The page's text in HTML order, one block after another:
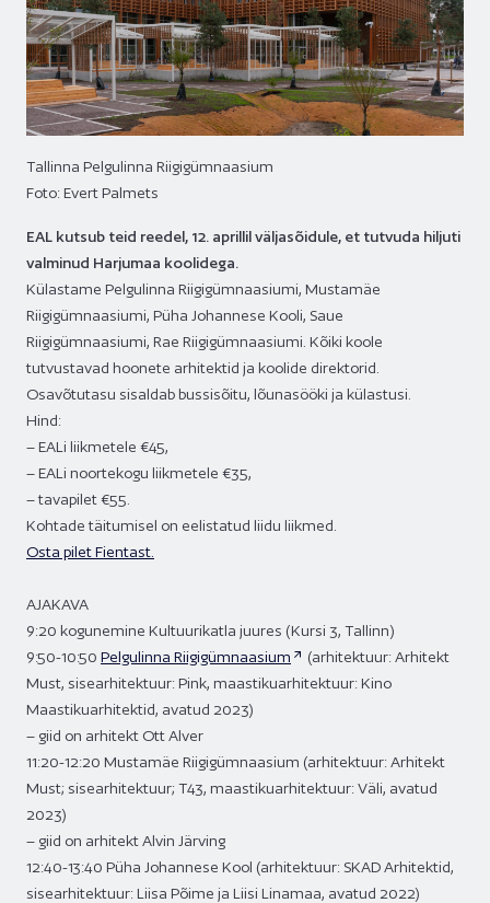
Tallinna Pelgulinna Riigigümnaasium
Foto: Evert Palmets
EAL kutsub teid reedel, 12. aprillil väljasõidule, et tutvuda hiljuti
valminud Harjumaa koolidega.
Külastame Pelgulinna Riigigümnaasiumi, Mustamäe
Riigigümnaasiumi, Püha Johannese Kooli, Saue
Riigigümnaasiumi, Rae Riigigümnaasiumi. Kõiki koole
tutvustavad hoonete arhitektid ja koolide direktorid.
Osavõtutasu sisaldab bussisõitu, lõunasööki ja külastusi.
Hind:
– EALi liikmetele €45,
– EALi noortekogu liikmetele €35,
– tavapilet €55.
Kohtade täitumisel on eelistatud liidu liikmed.
Osta pilet Fientast.
AJAKAVA
9:20 kogunemine Kultuurikatla juures (Kursi 3, Tallinn)
9:50-10:50 Pelgulinna Riigigümnaasium
(arhitektuur: Arhitekt
Must, sisearhitektuur: Pink, maastikuarhitektuur: Kino
Maastikuarhitektid, avatud 2023)
– giid on arhitekt Ott Alver
11:20-12:20 Mustamäe Riigigümnaasium (arhitektuur: Arhitekt
Must; sisearhitektuur; T43, maastikuarhitektuur: Väli, avatud
2023)
– giid on arhitekt Alvin Järving
12:40-13:40 Püha Johannese Kool (arhitektuur: SKAD Arhitektid,
sisearhitektuur: Liisa Põime ja Liisi Linamaa, avatud 2022)